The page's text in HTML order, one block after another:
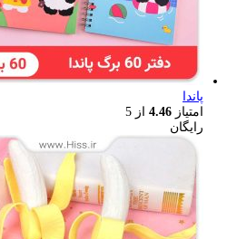
پاندا
امتیاز 4.46 از 5
رایگان